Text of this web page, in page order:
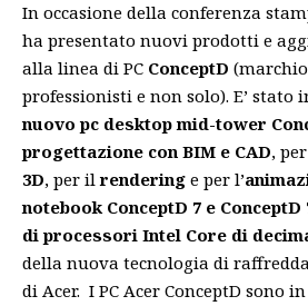
In occasione della conferenza
ha presentato nuovi prodotti e
alla linea di PC ConceptD
professionisti e non solo). E’
nuovo pc desktop mid-tower
progettazione con BIM e CAD,
3D, per ilrendering e per l’
notebook ConceptD 7 e
di processori Intel Core di
della nuova tecnologia di
di Acer. I PC Acer ConceptD sono